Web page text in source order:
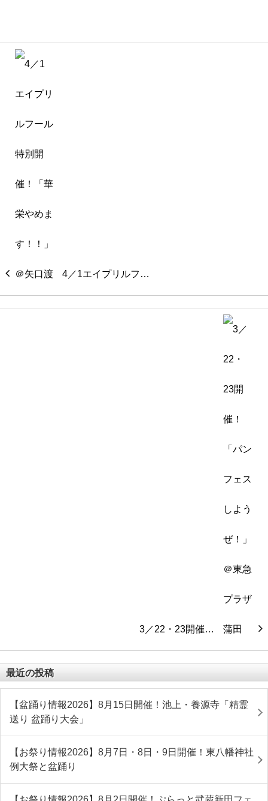
4／1エイプリルフ…
3／22・23開催…
最近の投稿
【盆踊り情報2026】8月15日開催！池上・養源寺「精霊
送り 盆踊り大会」
【お祭り情報2026】8月7日・8日・9日開催！東八幡神社
例大祭と盆踊り